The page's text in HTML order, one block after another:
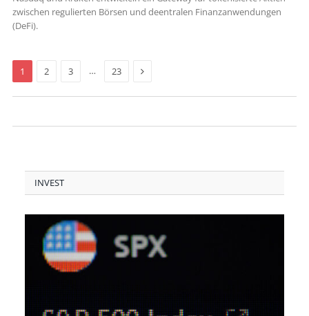
zwischen regulierten Börsen und deentralen Finanzanwendungen
(DeFi).
1 2 3 … 23 Next
INVEST